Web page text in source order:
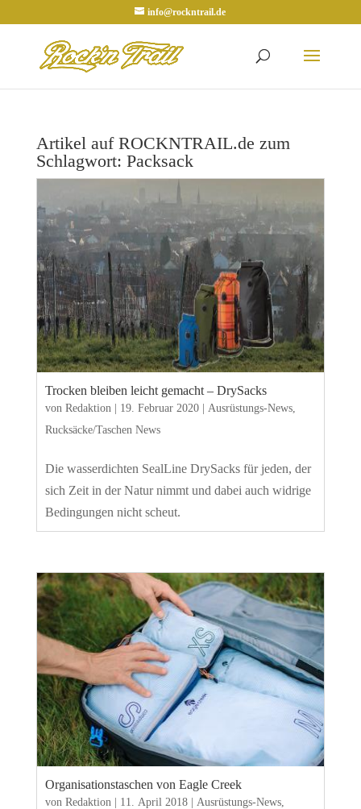
info@rockntrail.de
Artikel auf ROCKNTRAIL.de zum
Schlagwort: Packsack
Trocken bleiben leicht gemacht – DrySacks
von Redaktion| 19. Februar 2020| Ausrüstungs-News,
Rucksäcke/Taschen News
Die wasserdichten SealLine DrySacks für jeden, der
sich Zeit in der Natur nimmt und dabei auch widrige
Bedingungen nicht scheut.
Organisationstaschen von Eagle Creek
von Redaktion| 11. April 2018| Ausrüstungs-News,